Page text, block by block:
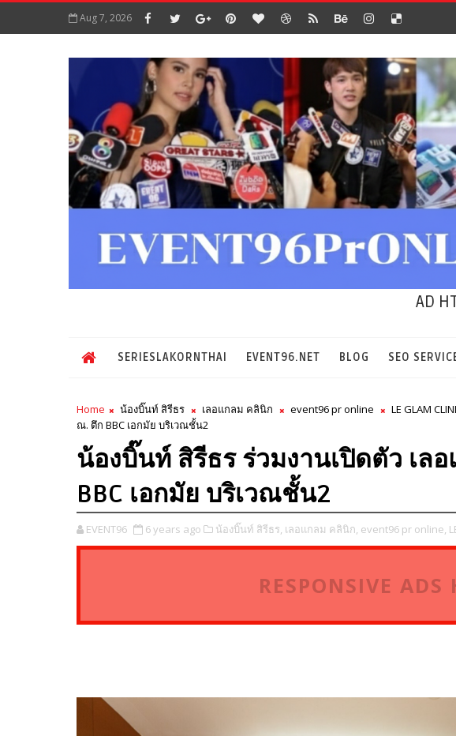
Aug 7, 2026
AD
SERIESLAKORNTHAI EVENT96.NET BLOG SEO
Home น้องบิ๊นท์ สิรีธร เลอแกลม คลินิก event96 pr online LE GLAM
ณ. ตึก BBC เอกมัย บริเวณชั้น2
น้องบิ๊นท์ สิรีธร ร่วมงานเปิดตัว เ
BBC เอกมัย บริเวณชั้น2
EVENT96 6 years ago น้องบิ๊นท์ สิรีธร, เลอแกลม คลินิก, event96 pr online,
RESPONSIVE ADS